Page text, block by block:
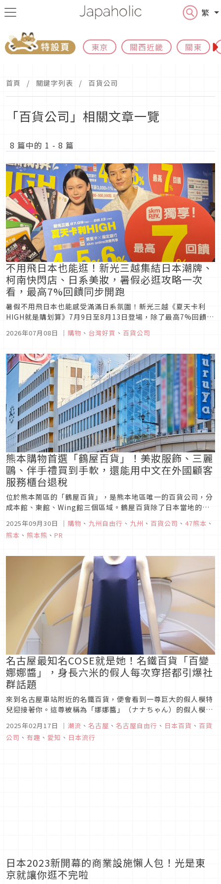
繁
東京 關西近畿 關東
首頁 關鍵字列表 百貨公司
「百貨公司」相關文章一覽
8 篇中的 1 - 8 篇
不用飛日本也能逛！新光三越集結日本潮牌、
柯南快閃店、日系美妝，暑假必逛攻略一次
看，最高7%回饋同步開跑
暑假不用飛日本也能感受滿滿日系氛圍！新光三越《夏天卡利
HIGH就是購划算》7月9日至8月13日登場，除了最高7%回饋，
動漫快閃店、日系美妝新品與BT21限定周邊，打造哈日族不能
2026年07月08日 ｜ 購物 、 台灣好買 、 百貨公司
熊本購物首選「鶴屋百貨」！美妝服飾、三麗
鷗、伴手禮買到手軟，還能用中文在外國顧客
服務櫃台退稅
位於熊本鬧區的「鶴屋百貨」，是熊本地區唯一的百貨公司，分
成本館、東館、Wing館三個區域。鶴屋百貨除了日本當地的品
牌之外，也有許多國際精品櫃位，本館地下一樓聚集了熊本限定
的土特產與伴手禮，大家熟知的熊本熊辦公室也位在鶴屋百貨店
東館一樓。來熊本旅遊想要一站購物，滿足所有需求，來「鶴屋
2025年09月30日 ｜ 購物 、 九州自由行 、 九州 、 百貨公司 、 47熊本 、
熊本 、 熊本熊 、 PR
名古屋最知名COSE就是她！名鐵百貨「百變
娜娜醬」，身長六米的假人每次穿搭都引爆社
群話題
來到名古屋車站附近的名鐵百貨，便會看到一尊巨大的假人模特
兒迎接著你。這尊被稱為「娜娜醬」（ナナちゃん）的假人模特
兒，其高聳的身姿，不僅成為當地著名的一大地標，娜娜醬隨著
季節或活動而改變的多樣穿搭，更是成為名鐵百貨的一大特色，
吸引不少路過的人都會駐足拍照，每一次的精心裝扮，總能成為
2025年02月17日 ｜ 潮流 、 名古屋 、 名古屋自由行 、 日本百貨 、 百貨
公司 、 有趣 、 愛知 、 日本流行
日本2023新開幕的商業設施懶人包！光是東
京就讓你逛不完啦